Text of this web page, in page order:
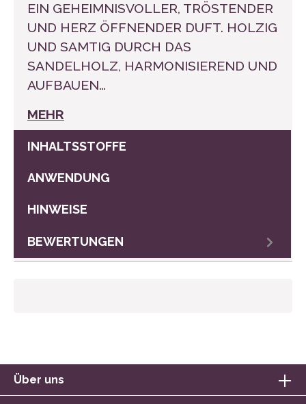
EIN GEHEIMNISVOLLER, TRÖSTENDER
UND HERZ ÖFFNENDER DUFT. HOLZIG
UND SAMTIG DURCH DAS
SANDELHOLZ, HARMONISIEREND UND
AUFBAUEN…
MEHR
BEWERTUNGEN
ANWENDUNG
INHALTSSTOFFE
HINWEISE
Über uns